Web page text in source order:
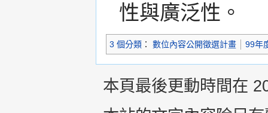
性與廣泛性。
3 個分類 ： 數位內容公開徵選計畫 99年
本頁最後更動時間在